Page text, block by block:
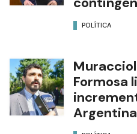
POLÍTICA
Formosa